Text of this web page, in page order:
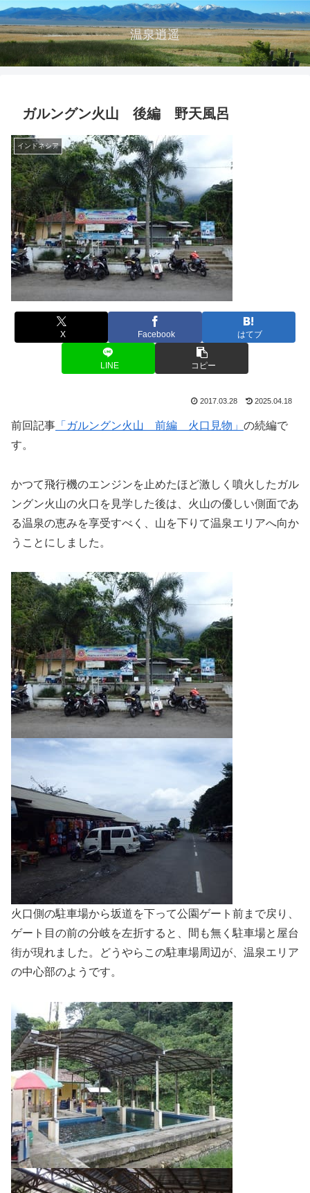
温泉逍遥
ガルングン火山 後編 野天風呂
インドネシア
X Facebook はてブ
LINE コピー
2017.03.28 2025.04.18
前回記事 「ガルングン火山 前編 火口見物」 の続編で
す。
かつて飛行機のエンジンを止めたほど激しく噴火したガル
ングン火山の火口を見学した後は、火山の優しい側面であ
る温泉の恵みを享受すべく、山を下りて温泉エリアへ向か
うことにしました。
火口側の駐車場から坂道を下って公園ゲート前まで戻り、
ゲート目の前の分岐を左折すると、間も無く駐車場と屋台
街が現れました。どうやらこの駐車場周辺が、温泉エリア
の中心部のようです。